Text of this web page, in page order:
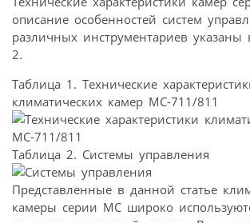
описание особенностей систем
различных инструментариев
2.
Таблица 1. Технические
климатических камер MC-711/811
Таблица 2. Системы управления
Представленные в данной статье
камеры серии МС широко